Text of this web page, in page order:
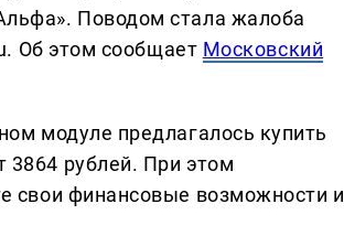
Поводом стала жалоба
Об этом сообщает Московский
модуле предлагалось купить
рублей. При этом
свои финансовые возможности и